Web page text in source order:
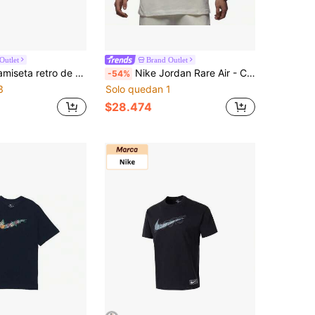
corta, suelta y transpirable, con estampado de logotipo de la marca Jordan, color negro
Brand Outlet
-54% Nike Jordan Rare Air - Camiseta de manga corta para hombre, cómoda, elegante, informal y versátil, de color liso, color blanco
Solo quedan 1
$28.474